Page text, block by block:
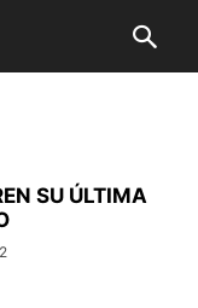
SU ÚLTIMA